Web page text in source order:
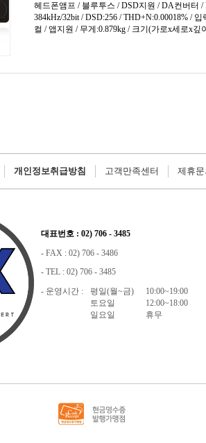
개인정보취급방침 고객만족센터 제휴
대표번호 : 02) 706 - 3485
- FAX : 02) 706 - 3486
- TEL : 02) 706 - 3485
- 운영시간 :
평일(월~금)
10:00~19:00
토요일
12:00~18:00
일요일
휴무